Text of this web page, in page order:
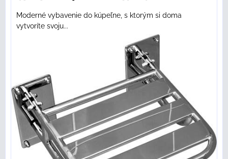
Moderné vybavenie do kúpeľne, s ktorým si doma
vytvoríte svoju...